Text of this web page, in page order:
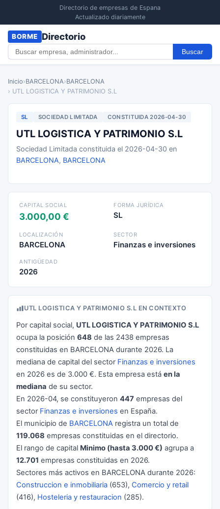
Directorio de empresas de Espana
Actualizado diariamente
BORME Directorio
Buscar
Inicio›BARCELONA›BARCELONA
› UTL LOGISTICA Y PATRIMONIO S.L
SL SOCIEDAD LIMITADA CONSTITUIDA 2026-04-30
UTL LOGISTICA Y PATRIMONIO S.L
Sociedad Limitada constituida el 2026-04-30 en
BARCELONA, BARCELONA
CAPITAL SOCIAL
3.000,00 €
FORMA JURÍDICA
SL
LOCALIZACIÓN
BARCELONA
SECTOR
Finanzas e inversiones
ANTIGÜEDAD
2026
UTL LOGISTICA Y PATRIMONIO S.L EN CONTEXTO
Por capital social, UTL LOGISTICA Y PATRIMONIO S.L
ocupa la posición 648 de las 2438 empresas
constituidas en BARCELONA durante 2026. La
mediana de capital del sector Finanzas e inversiones
en 2026 es de 3.000 €. Esta empresa está en la
mediana de su sector.
En 2026-04, se constituyeron 447 empresas del
sector Finanzas e inversiones en España.
El municipio de BARCELONA registra un total de
119.068 empresas constituidas en el directorio.
El rango de capital Minimo (hasta 3.000 €) agrupa a
12.701 empresas constituidas en 2026.
Sectores más activos en BARCELONA durante 2026:
Construccion e inmobiliaria (653), Comercio y retail
(416), Hosteleria y restauracion (285).